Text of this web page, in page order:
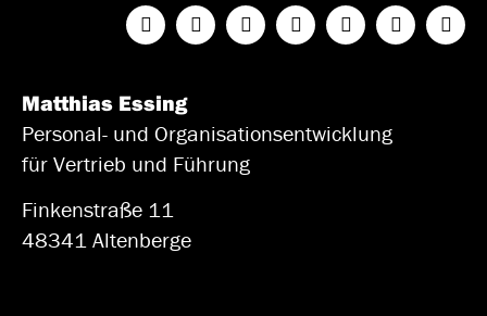
Matthias Essing
Personal- und Organisationsentwicklung
für Vertrieb und Führung
Finkenstraße 11
48341 Altenberge